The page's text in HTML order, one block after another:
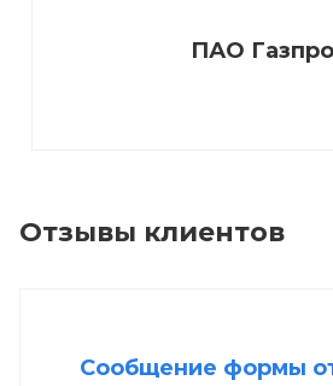
ПАО
Отзывы клиентов
Сообщение формы